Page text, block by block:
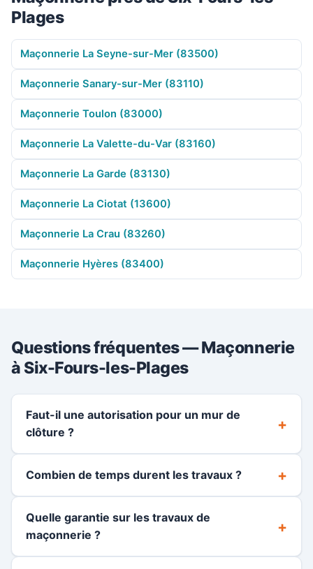
Plages
Maçonnerie La Seyne-sur-Mer (83500)
Maçonnerie Sanary-sur-Mer (83110)
Maçonnerie Toulon (83000)
Maçonnerie La Valette-du-Var (83160)
Maçonnerie La Garde (83130)
Maçonnerie La Ciotat (13600)
Maçonnerie La Crau (83260)
Maçonnerie Hyères (83400)
Questions fréquentes — Maçonnerie
à Six-Fours-les-Plages
Faut-il une autorisation pour un mur de
clôture ?
Combien de temps durent les travaux ?
Quelle garantie sur les travaux de
maçonnerie ?